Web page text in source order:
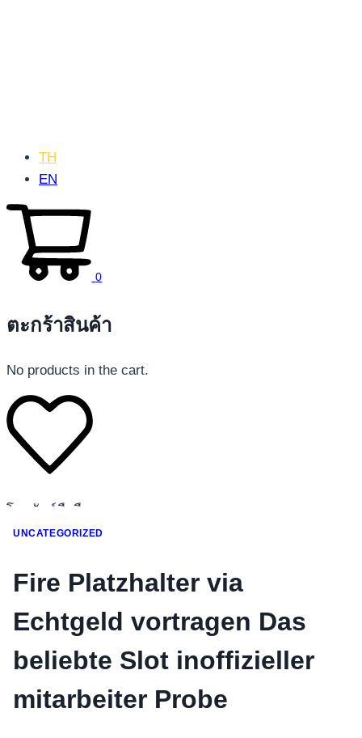
โทรศัพท์มือถือ
โทรศัพท์มือถือ
อุปกรณ์เสริมโทรศัพท์
สินค้าตามแบรนด์
TH
EN
0
ตะกร้าสินค้า
No products in the cart.
UNCATEGORIZED
Fire Platzhalter via
Echtgeld vortragen Das
beliebte Slot inoffizieller
mitarbeiter Probe